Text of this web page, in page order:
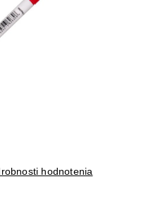
hodnotenia